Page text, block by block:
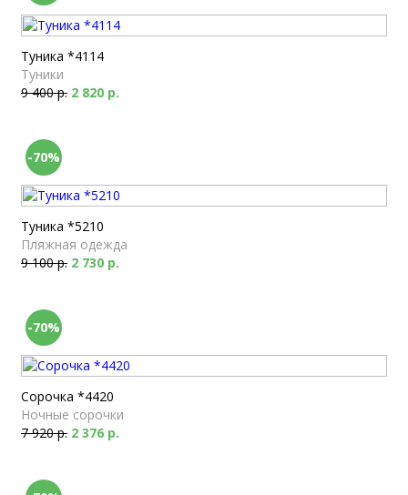
Туника *4114
Туники
9 400 р. 2 820 р.
-70%
Туника *5210
Пляжная одежда
9 100 р. 2 730 р.
-70%
Сорочка *4420
Ночные сорочки
7 920 р. 2 376 р.